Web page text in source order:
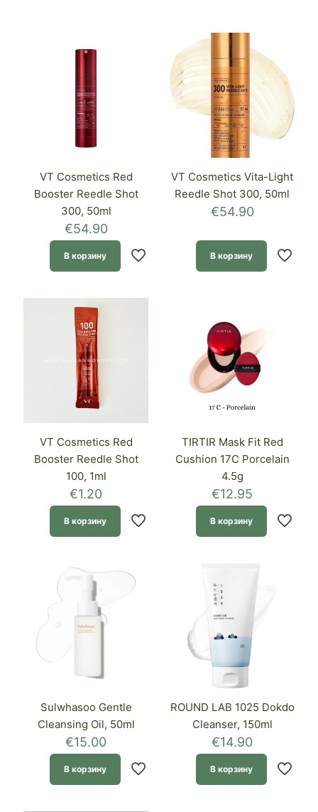
VT Cosmetics Red
Booster Reedle Shot
300, 50ml
€54.90
В корзину
VT Cosmetics Vita-Light
Reedle Shot 300, 50ml
€54.90
В корзину
VT Cosmetics Red
Booster Reedle Shot
100, 1ml
€1.20
В корзину
TIRTIR Mask Fit Red
Cushion 17C Porcelain
4.5g
€12.95
В корзину
Sulwhasoo Gentle
Cleansing Oil, 50ml
€15.00
В корзину
ROUND LAB 1025 Dokdo
Cleanser, 150ml
€14.90
В корзину